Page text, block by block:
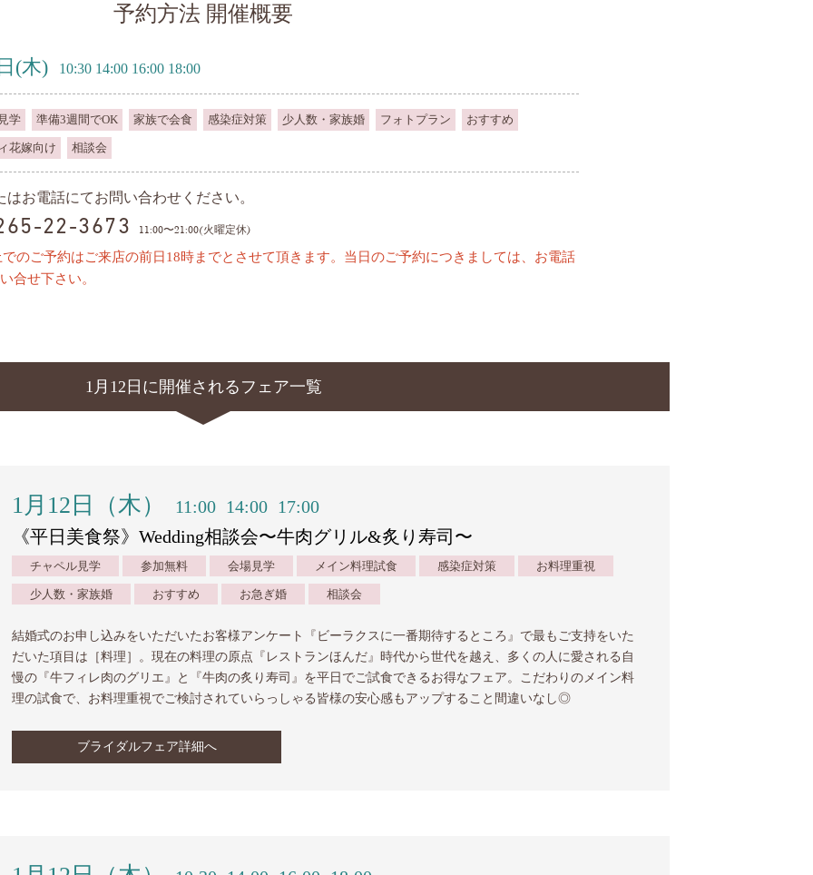
予約方法 開催概要
(木) 10:30 14:00 16:00 18:00
学 準備3週間でOK 家族で会食 感染症対策 少人数・家族婚 フォトプラン おすすめ
花嫁向け 相談会
はお電話にてお問い合わせください。
22-3673 11:00〜21:00(火曜定休)
のご予約はご来店の前日18時までとさせて頂きます。当日のご予約につきましては、お電話
合せ下さい。
1月12日に開催されるフェア一覧
1月12日（木） 11:00 14:00 17:00
《平日美食祭》Wedding相談会〜牛肉グリル&炙り寿司〜
チャペル見学 参加無料 会場見学 メイン料理試食 感染症対策 お料理重視
少人数・家族婚 おすすめ お急ぎ婚 相談会
結婚式のお申し込みをいただいたお客様アンケート『ビーラクスに一番期待するところ』で最もご支持をいた
だいた項目は［料理］。現在の料理の原点『レストランほんだ』時代から世代を越え、多くの人に愛される自
慢の『牛フィレ肉のグリエ』と『牛肉の炙り寿司』を平日でご試食できるお得なフェア。こだわりのメイン料
理の試食で、お料理重視でご検討されていらっしゃる皆様の安心感もアップすること間違いなし◎
ブライダルフェア詳細へ